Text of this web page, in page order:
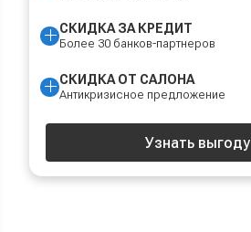
СКИДКА ЗА КРЕДИТ
Более 30 банков-партнеров
СКИДКА ОТ САЛОНА
Антикризисное предложение
Узнать выгоду